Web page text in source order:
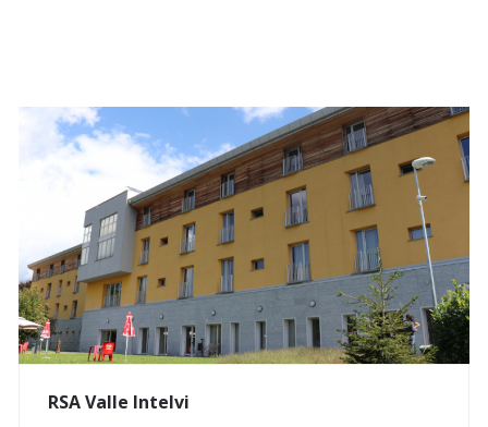
RSA Valle Intelvi